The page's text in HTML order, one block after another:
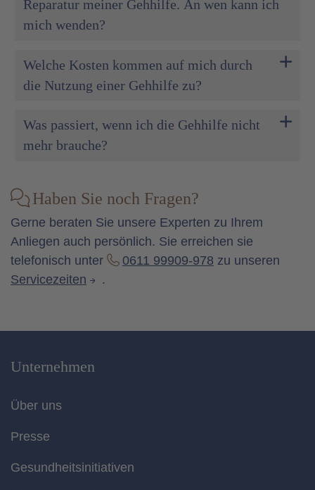
Reparatur meiner Gehhilfe. An wen kann ich
mich wenden?
Welche Kosten kommen auf mich durch
die Nutzung einer Gehhilfe zu?
Was passiert, wenn ich die Gehhilfe nicht
mehr brauche?
Haben Sie noch Fragen?
Gerne beraten Sie unsere Experten zu Ihrem
Anliegen auch persönlich. Sie erreichen sie
telefonisch unter
0611 99909-978 zu unseren
Servicezeiten
.
Unternehmen
Über uns
Presse
Gesundheitsinitiativen